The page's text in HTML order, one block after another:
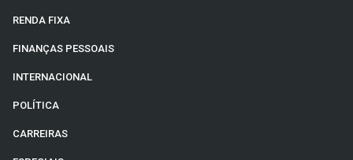
RENDA FIXA
FINANÇAS PESSOAIS
INTERNACIONAL
POLÍTICA
CARREIRAS